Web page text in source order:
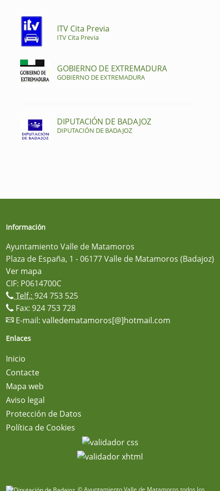
ITV Cita Previa
ITV Cita Previa
GOBIERNO DE EXTREMADURA
GOBIERNO DE EXTREMADURA
DIPUTACIÓN DE BADAJOZ
DIPUTACIÓN DE BADAJOZ
Información
Ayuntamiento Valle de Matamoros
Plaza de España, 1 - 06177 Valle de Matamoros (Badajoz)
Ver mapa
CIF: P0614700C
Telf.: 924 753 525
Fax: 924 753 728
E-mail: valledematamoros[@]hotmail.com
Enlaces
Inicio
Contacte
Mapa web
Aviso legal
Protección de Datos
Política de Cookies